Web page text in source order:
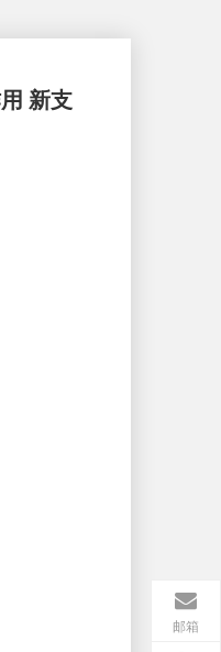
新支
邮箱